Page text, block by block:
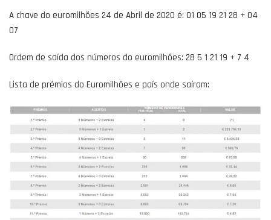
A chave do euromilhões 24 de Abril de 2020 é: 01 05 19 21 28 + 04
07
Ordem de saída dos números do euromilhões: 28 5 1 21 19 + 7 4
Lista de prémios do Euromilhões e país onde saíram: